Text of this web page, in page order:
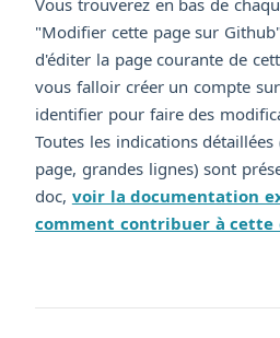
"Modifier cette page sur
d'éditer la page courante de
vous falloir créer un compte
identifier pour faire des
Toutes les indications
page, grandes lignes) sont
doc, voir la documentation
comment contribuer à cette